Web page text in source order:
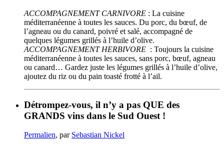
ACCOMPAGNEMENT CARNIVORE : La cuisine
méditerranéenne à toutes les sauces. Du porc, du bœuf, de
l’agneau ou du canard, poivré et salé, accompagné de
quelques légumes grillés à l’huile d’olive.
ACCOMPAGNEMENT HERBIVORE : Toujours la cuisine
méditerranéenne à toutes les sauces, sans porc, bœuf, agneau
ou canard… Gardez juste les légumes grillés à l’huile d’olive,
ajoutez du riz ou du pain toasté frotté à l’ail.
Détrompez-vous, il n’y a pas QUE des
GRANDS vins dans le Sud Ouest !
Permalien, par Sebastian Nickel